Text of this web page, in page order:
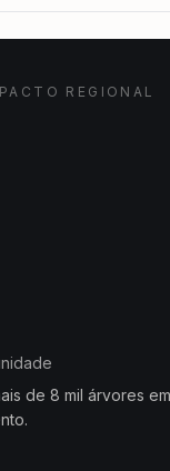
REGIONAL
de 8 mil árvores